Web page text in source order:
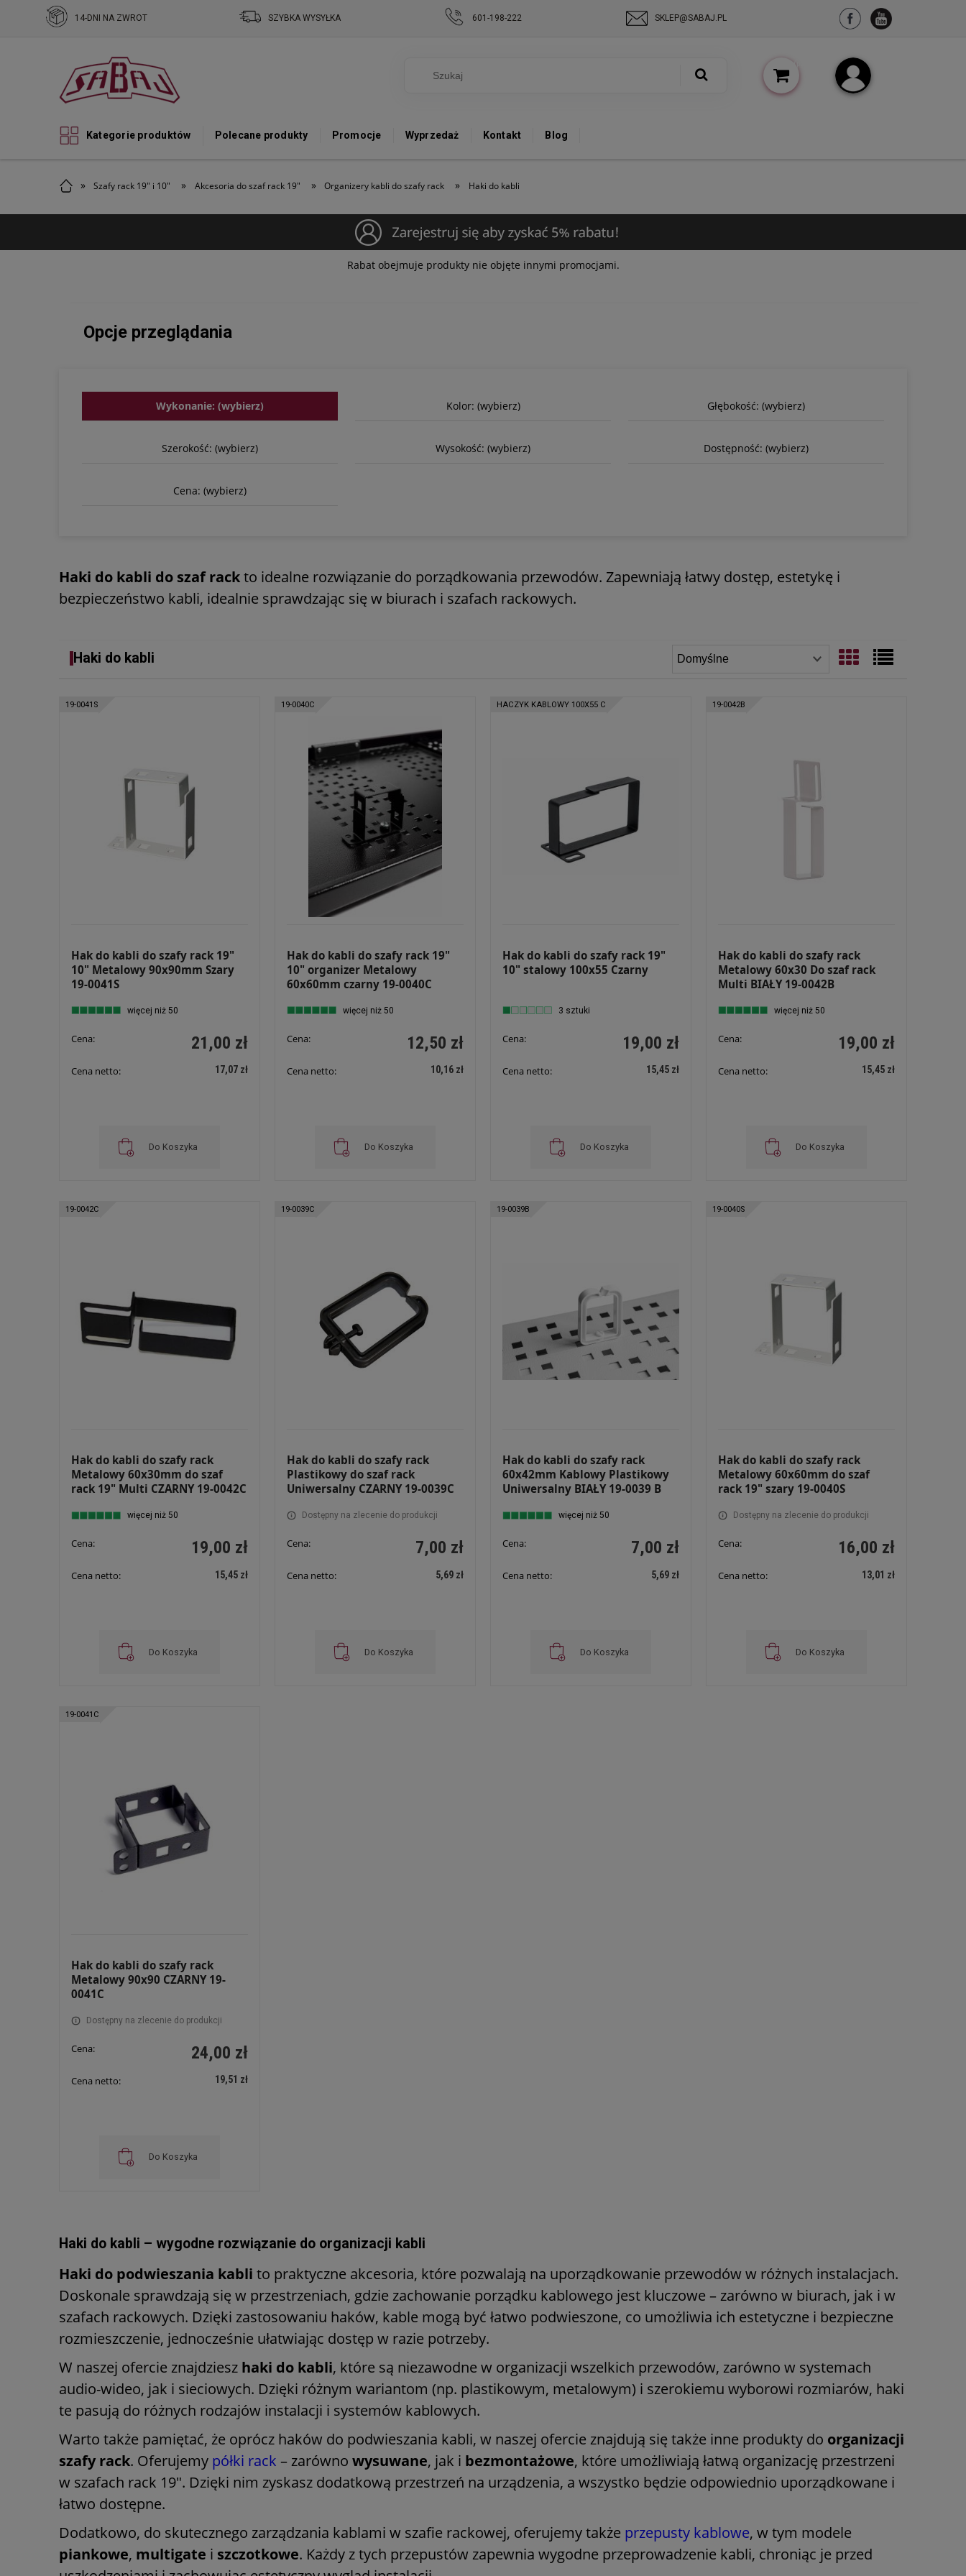
Kategorie produktów Polecane produkty Promocje Wyprzedaż Kontakt Blog
» Szafy rack 19" i 10" » Akcesoria do szaf rack 19" » Organizery kabli do szafy rack » Haki do kabli
14-DNI NA ZWROT SZYBKA WYSYŁKA 601-198-222 SKLEP@SABAJ.PL
Rabat obejmuje produkty nie objęte innymi promocjami.
Opcje przeglądania
Wykonanie: (wybierz) Kolor: (wybierz) Głębokość: (wybierz)
Szerokość: (wybierz) Wysokość: (wybierz) Dostępność: (wybierz)
Cena: (wybierz)
Haki do kabli do szaf rackto idealne rozwiązanie do porządkowania przewodów. Zapewniają łatwy dostęp, estetykę i
bezpieczeństwo kabli, idealnie sprawdzając się w biurach i szafach rackowych.
Haki do kabli
19-0041S
Hak do kabli do szafy rack 19"
10" Metalowy 90x90mm Szary
19-0041S
więcej niż 50
Cena: 21,00 zł
Cena netto: 17,07 zł
Do Koszyka
19-0040C
Hak do kabli do szafy rack 19"
10" organizer Metalowy
60x60mm czarny 19-0040C
więcej niż 50
Cena: 12,50 zł
Cena netto: 10,16 zł
Do Koszyka
HACZYK KABLOWY 100X55 C
Hak do kabli do szafy rack 19"
10" stalowy 100x55 Czarny
3 sztuki
Cena: 19,00 zł
Cena netto: 15,45 zł
Do Koszyka
19-0042B
Hak do kabli do szafy rack
Metalowy 60x30 Do szaf rack
Multi BIAŁY 19-0042B
więcej niż 50
Cena: 19,00 zł
Cena netto: 15,45 zł
Do Koszyka
19-0042C
Hak do kabli do szafy rack
Metalowy 60x30mm do szaf
rack 19" Multi CZARNY 19-0042C
więcej niż 50
Cena: 19,00 zł
Cena netto: 15,45 zł
Do Koszyka
19-0039C
Hak do kabli do szafy rack
Plastikowy do szaf rack
Uniwersalny CZARNY 19-0039C
Dostępny na zlecenie do produkcji
Cena: 7,00 zł
Cena netto: 5,69 zł
Do Koszyka
19-0039B
Hak do kabli do szafy rack
60x42mm Kablowy Plastikowy
Uniwersalny BIAŁY 19-0039 B
więcej niż 50
Cena: 7,00 zł
Cena netto: 5,69 zł
Do Koszyka
19-0040S
Hak do kabli do szafy rack
Metalowy 60x60mm do szaf
rack 19" szary 19-0040S
Dostępny na zlecenie do produkcji
Cena: 16,00 zł
Cena netto: 13,01 zł
Do Koszyka
19-0041C
Hak do kabli do szafy rack
Metalowy 90x90 CZARNY 19-
0041C
Dostępny na zlecenie do produkcji
Cena: 24,00 zł
Cena netto: 19,51 zł
Do Koszyka
Haki do kabli – wygodne rozwiązanie do organizacji kabli
Haki do podwieszania kabli to praktyczne akcesoria, które pozwalają na uporządkowanie przewodów w różnych instalacjach.
Doskonale sprawdzają się w przestrzeniach, gdzie zachowanie porządku kablowego jest kluczowe – zarówno w biurach, jak i w
szafach rackowych. Dzięki zastosowaniu haków, kable mogą być łatwo podwieszone, co umożliwia ich estetyczne i bezpieczne
rozmieszczenie, jednocześnie ułatwiając dostęp w razie potrzeby.
W naszej ofercie znajdziesz haki do kabli, które są niezawodne w organizacji wszelkich przewodów, zarówno w systemach
audio-wideo, jak i sieciowych. Dzięki różnym wariantom (np. plastikowym, metalowym) i szerokiemu wyborowi rozmiarów, haki
te pasują do różnych rodzajów instalacji i systemów kablowych.
Warto także pamiętać, że oprócz haków do podwieszania kabli, w naszej ofercie znajdują się także inne produkty do organizacji
szafy rack. Oferujemy półki rack – zarówno wysuwane, jak i bezmontażowe, które umożliwiają łatwą organizację przestrzeni
w szafach rack 19". Dzięki nim zyskasz dodatkową przestrzeń na urządzenia, a wszystko będzie odpowiednio uporządkowane i
łatwo dostępne.
Dodatkowo, do skutecznego zarządzania kablami w szafie rackowej, oferujemy także przepusty kablowe, w tym modele
piankowe, multigate i szczotkowe. Każdy z tych przepustów zapewnia wygodne przeprowadzenie kabli, chroniąc je przed